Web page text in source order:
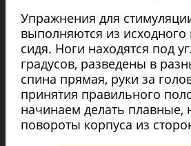
Упражнения для
выполняются из
сидя. Ноги находятся под
градусов, разведены в
спина прямая, руки за
принятия правильного
начинаем делать плавные,
повороты корпуса из